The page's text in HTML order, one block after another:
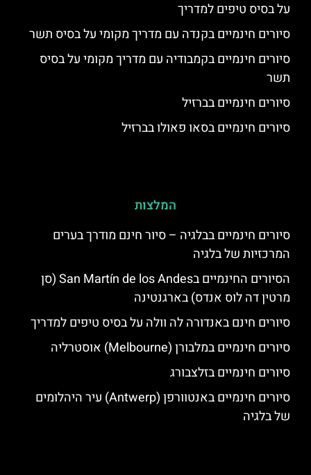
על בסיס טיפים למדריך
סיורים חינמיים בקנדה עם מדריך מקומי על בסיס תשר
סיורים חינמיים בקמבודיה עם מדריך מקומי על בסיס
תשר
סיורים חינמיים בברזיל
סיורים חינמיים בסאו פאולו בברזיל
המלצות
סיורים חינמיים בבלגיה – סיור חינם מודרך בערים
המרכזיות של בלגיה
הסיורים החינמיים בSan Martín de los Andes (סן
מרטין דה לוס אנדס) בארגנטינה
סיורים חינם באנדורה לה וולה על בסיס טיפים למדריך
סיורים חינמיים במלבורן (Melbourne) אוסטרליה
סיורים חינמיים בזלצבורג
סיורים חינמיים באנטוורפן (Antwerp) עיר היהלומים
של בלגיה